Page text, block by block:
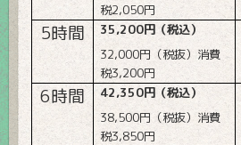
税2,050円
5時間 35,200円（税込）
32,000円（税抜）消費
税3,200円
6時間 42,350円（税込）
38,500円（税抜）消費
税3,850円